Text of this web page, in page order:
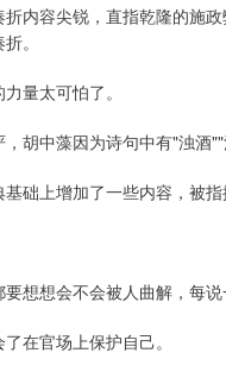
内容尖锐，直指乾隆的施
。
量太可怕了。
胡中藻因为诗句中有"浊酒
础上增加了一些内容，被指
想想会不会被人曲解，每说
在官场上保护自己。